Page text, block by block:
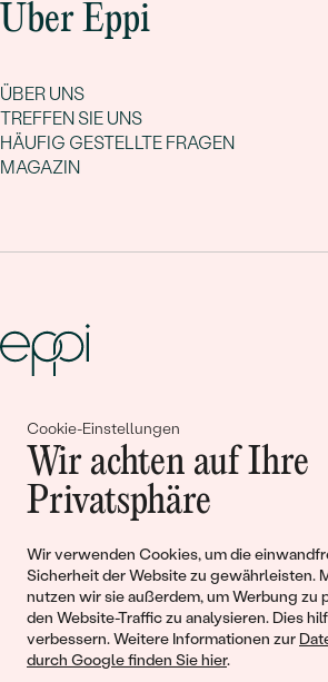
Cookie-Einstellungen
Wir achten auf Ihre
Privatsphäre
Wir verwenden Cookies, um die
Sicherheit der Website zu gewährleisten.
nutzen wir sie außerdem, um Werbung zu
den Website-Traffic zu analysieren. Dies
verbessern. Weitere Informationen zur
durch Google finden Sie hier.
Über Eppi
ÜBER UNS
TREFFEN SIE UNS
HÄUFIG GESTELLTE FRAGEN
MAGAZIN
Gemeinsam
Geschichten von
Liebe
Begleiten Sie uns!